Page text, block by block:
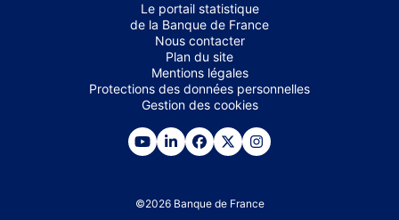
Le portail statistique
de la Banque de France
Nous contacter
Plan du site
Mentions légales
Protections des données personnelles
Gestion des cookies
©2026 Banque de France